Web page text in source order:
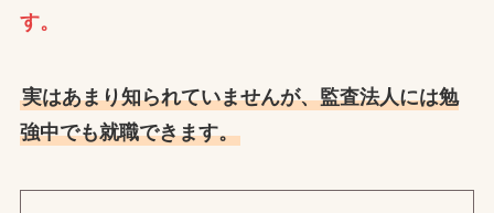
す。
実はあまり知られていませんが、監査法人には勉
強中でも就職できます。